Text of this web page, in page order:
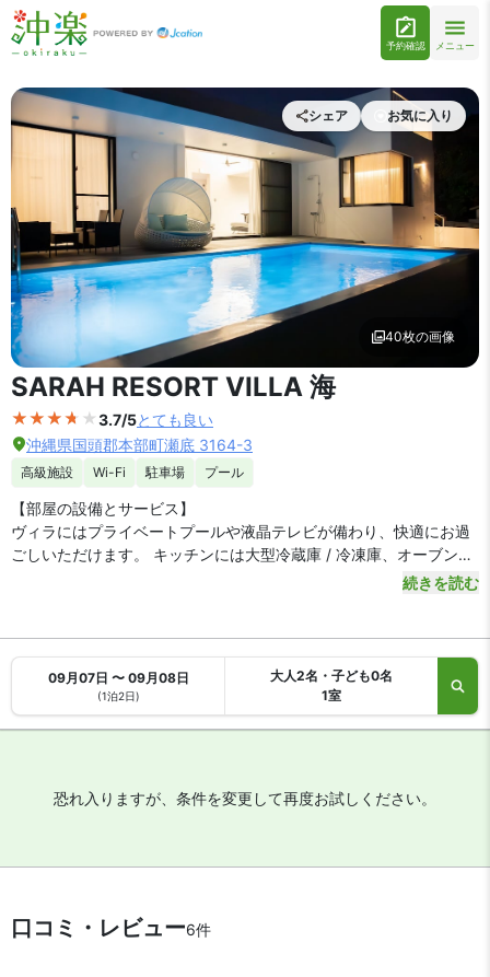
予約確認 メニュー
外観の写真を拡大表示
シェア お気に入り
40枚の画像
SARAH RESORT VILLA 海
3.7/5とても良い
沖縄県国頭郡本部町瀬底 3164-3
高級施設 Wi-Fi 駐車場 プール
【部屋の設備とサービス】
ヴィラにはプライベートプールや液晶テレビが備わり、快適にお過
ごしいただけます。 キッチンには大型冷蔵庫 / 冷凍庫、オーブン、
コンロが備わっています。WiFi (無料)をご利用いただけるほか、デ
続きを読む
09月07日 〜 09月08日
(1泊2日)
大人2名・子ども0名
1室
恐れ入りますが、条件を変更して再度お試しください。
口コミ・レビュー6件